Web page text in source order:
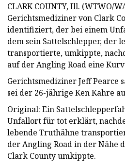
CLARK COUNTY, Ill. (WTWO/
Gerichtsmediziner von Clark
identifiziert, der bei einem
dem sein Sattelschlepper, der
transportierte, umkippte,
auf der Angling Road eine
Gerichtsmediziner Jeff Pearce
sei der 26-jährige Ken Kahre
Original: Ein
Unfallort für tot erklärt,
lebende Truthähne
der Angling Road in der Nähe
Clark County umkippte.